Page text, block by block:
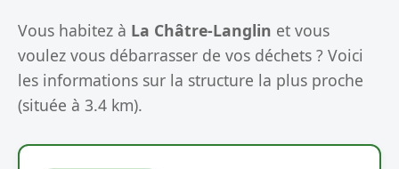
Vous habitez à La Châtre-Langlin et vous
voulez vous débarrasser de vos déchets ? Voici
les informations sur la structure la plus proche
(située à 3.4 km).